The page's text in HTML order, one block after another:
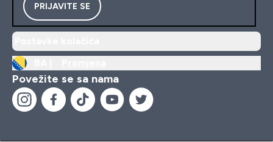
PRIJAVITE SE
Povežite se sa nama